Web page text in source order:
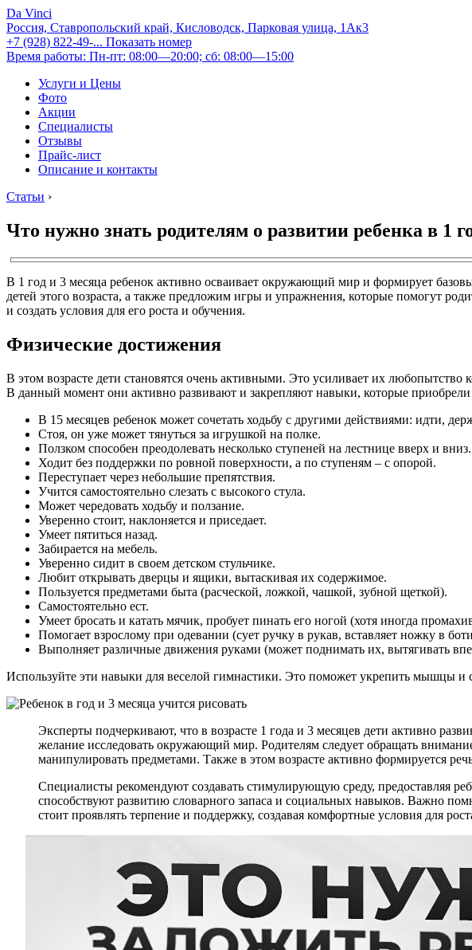
Da Vinci
Россия, Ставропольский край, Кисловодск, Парковая улица, 1Ак3
+7 (928) 822-49-... Показать номер
Время работы: Пн-пт: 08:00—20:00; сб: 08:00—15:00
Услуги и Цены
Фото
Акции
Специалисты
Отзывы
Прайс-лист
Описание и контакты
Статьи ›
Что нужно знать родителям о развитии ребенка в 1
В 1 год и 3 месяца ребенок активно осваивает окружающий мир и формирует
детей этого возраста, а также предложим игры и упражнения, которые помогут
и создать условия для его роста и обучения.
Физические достижения
В этом возрасте дети становятся очень активными. Это усиливает их
В данный момент они активно развивают и закрепляют навыки, которые приобрели
В 15 месяцев ребенок может сочетать ходьбу с другими действиями: идти,
Стоя, он уже может тянуться за игрушкой на полке.
Ползком способен преодолевать несколько ступеней на лестнице вверх и вниз.
Ходит без поддержки по ровной поверхности, а по ступеням – с опорой.
Переступает через небольшие препятствия.
Учится самостоятельно слезать с высокого стула.
Может чередовать ходьбу и ползание.
Уверенно стоит, наклоняется и приседает.
Умеет пятиться назад.
Забирается на мебель.
Уверенно сидит в своем детском стульчике.
Любит открывать дверцы и ящики, вытаскивая их содержимое.
Пользуется предметами быта (расческой, ложкой, чашкой, зубной щеткой).
Самостоятельно ест.
Умеет бросать и катать мячик, пробует пинать его ногой (хотя иногда
Помогает взрослому при одевании (сует ручку в рукав, вставляет ножку в
Выполняет различные движения руками (может поднимать их, вытягивать
Используйте эти навыки для веселой гимнастики. Это поможет укрепить мышцы и
Эксперты подчеркивают, что в возрасте 1 года и 3 месяцев дети активно
желание исследовать окружающий мир. Родителям следует обращать
манипулировать предметами. Также в этом возрасте активно формируется
Специалисты рекомендуют создавать стимулирующую среду, предоставляя
способствуют развитию словарного запаса и социальных навыков. Важно
стоит проявлять терпение и поддержку, создавая комфортные условия для